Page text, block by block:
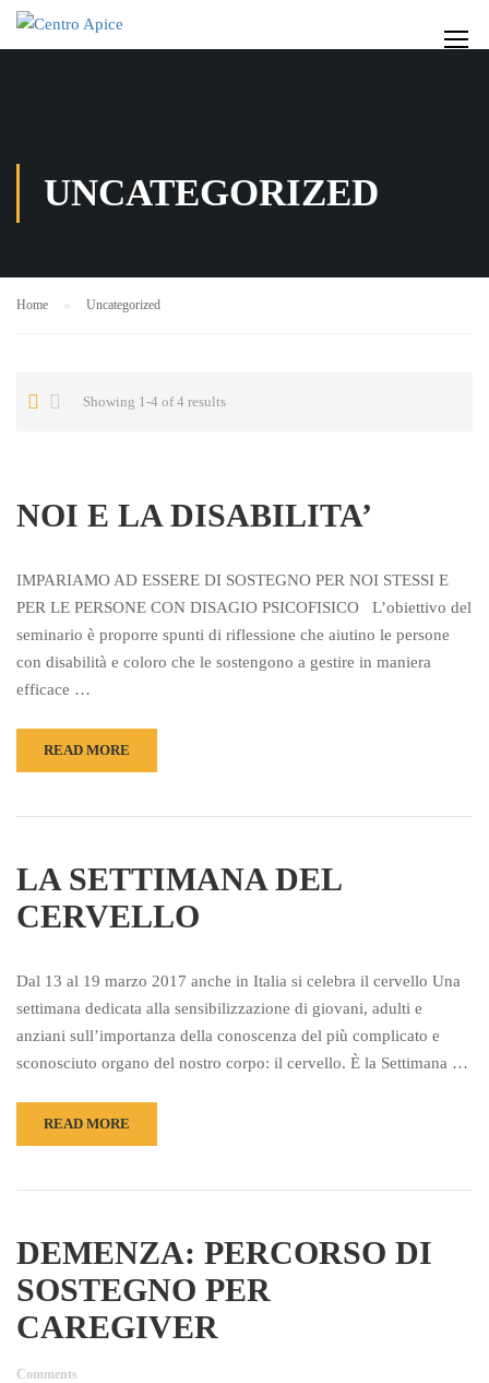
UNCATEGORIZED
Home Uncategorized
Showing 1-4 of 4 results
NOI E LA DISABILITA’
IMPARIAMO AD ESSERE DI SOSTEGNO PER NOI STESSI E
PER LE PERSONE CON DISAGIO PSICOFISICO L’obiettivo del
seminario è proporre spunti di riflessione che aiutino le persone
con disabilità e coloro che le sostengono a gestire in maniera
efficace …
READ MORE
LA SETTIMANA DEL
CERVELLO
Dal 13 al 19 marzo 2017 anche in Italia si celebra il cervello Una
settimana dedicata alla sensibilizzazione di giovani, adulti e
anziani sull’importanza della conoscenza del più complicato e
sconosciuto organo del nostro corpo: il cervello. È la Settimana …
READ MORE
DEMENZA: PERCORSO DI
SOSTEGNO PER
CAREGIVER
Comments